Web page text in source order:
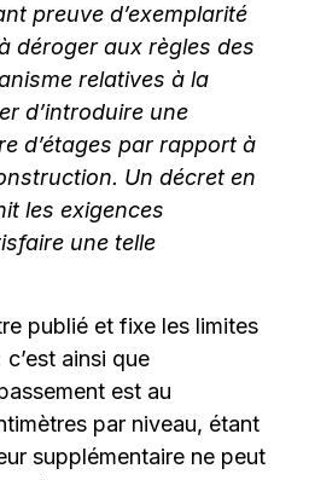
preuve d’exemplarité
déroger aux règles des
relatives à la
d’introduire une
d’étages par rapport à
Un décret en
les exigences
une telle
publié et fixe les limites
ainsi que
est au
par niveau, étant
supplémentaire ne peut